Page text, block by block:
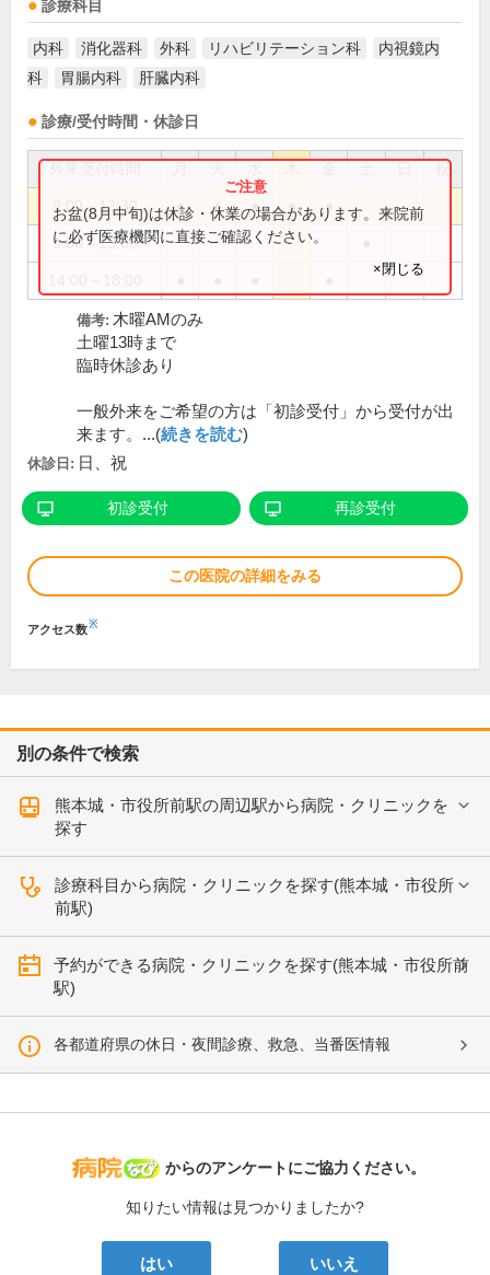
診療科目
内科 消化器科 外科 リハビリテーション科
内視鏡内
科
胃腸内科 肝臓内科
診療/受付時間・休診日
祝
9:00～12:30 ● ● ● ● ●
9:00～13:00
お盆(8月中旬)は休診・休業の場合があります。来院前
に必ず医療機関に直接ご確認ください。
×閉じる
備考: 木曜AMのみ
土曜13時まで
臨時休診あり
一般外来をご希望の方は「初診受付」から受付が出
来ます。...(続きを読む)
休診日: 日、祝
初診受付 再診受付
この医院の詳細をみる
アクセス数※
別の条件で検索
熊本城・市役所前駅の周辺駅から病院・クリニックを
探す
診療科目から病院・クリニックを探す(熊本城・市役所
前駅)
予約ができる病院・クリニックを探す(熊本城・市役所前
駅)
各都道府県の休日・夜間診療、救急、当番医情報
病院なび
からのアンケートにご協力ください。
知りたい情報は見つかりましたか?
はい いいえ